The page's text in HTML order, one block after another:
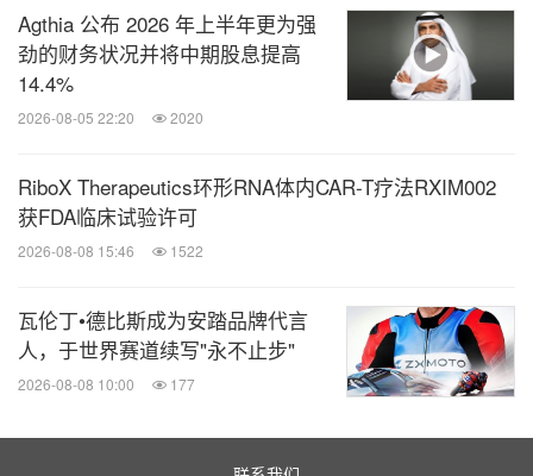
席Siraya Chunekamrai与玛氏旗下美国BluePearl宠
物连锁医院合伙人Lauren Boyd根据多年的从业心
得，共同分享在当代“科学养宠”观念与诊所健康营养
科学化升级引领下，如何更高效地提升宠物诊疗企业
同时，作为本次峰会的主办方之一，皇家宠物食品贯
列 -- “兽医专用营养系列”迎来了全球同步首发。作为
皇家近20年来对医院渠道产品做的最大一次全方位革
新，“兽医专用营养系列”以更优质临床营养方案、更
简单的产品组合结构、更新颖的全新包装设计，为患
Agthia 公布 2026 年上半年更为强
劲的财务状况并将中期股息提高
14.4%
2026-08-05 22:20 2020
RiboX Therapeutics环形RNA体内CAR-T疗法RXIM002
获FDA临床试验许可
2026-08-08 15:46 1522
瓦伦丁•德比斯成为安踏品牌代言
人，于世界赛道续写"永不止步"
2026-08-08 10:00 177